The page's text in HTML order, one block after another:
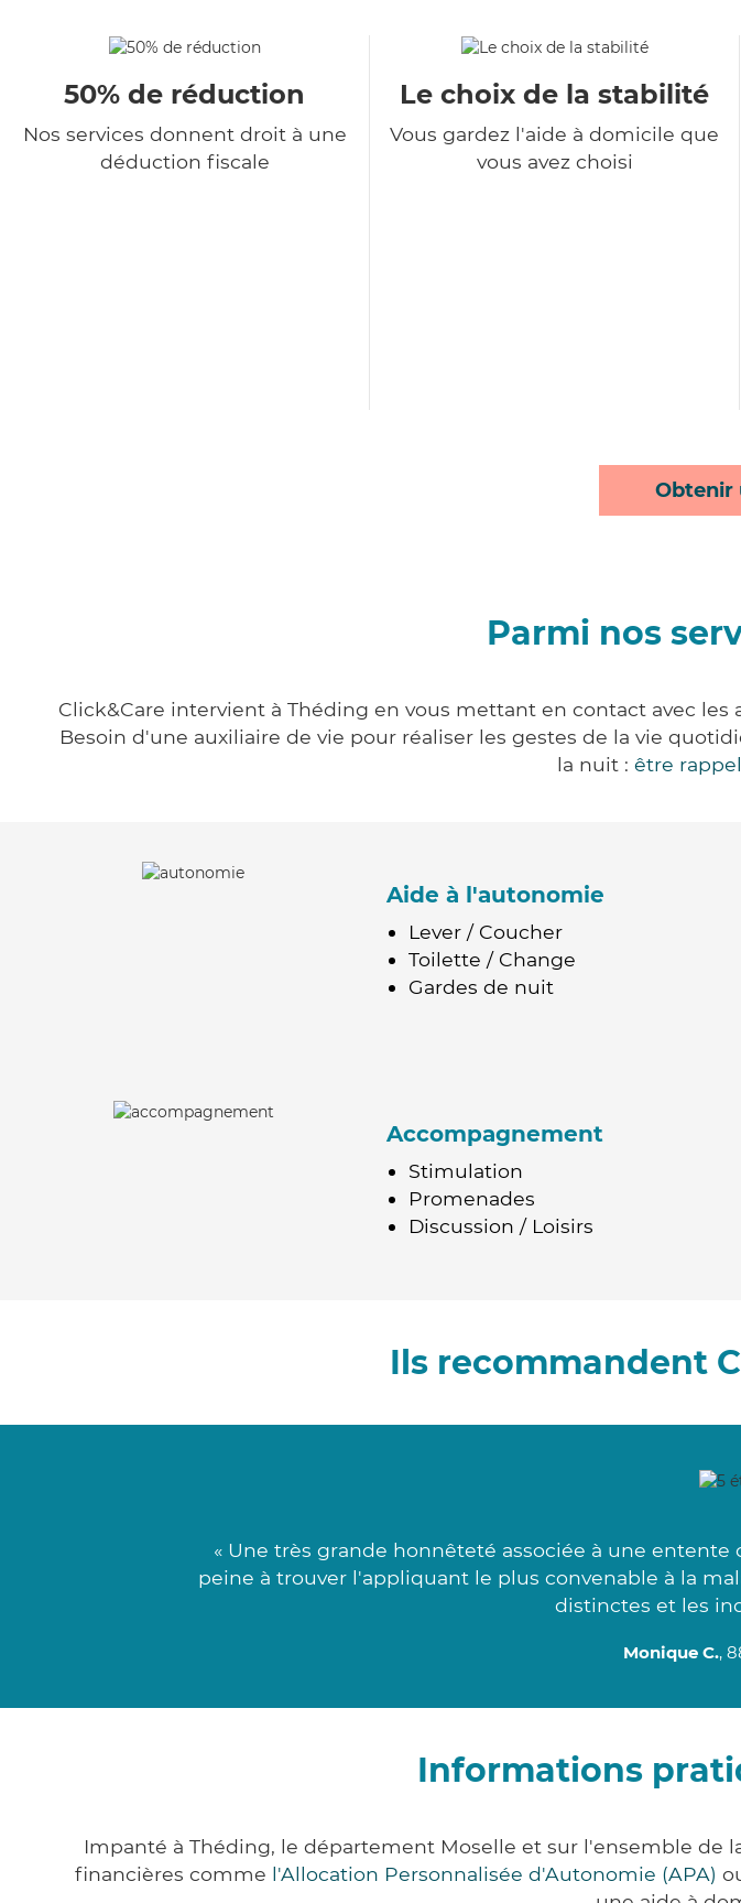
50% de réduction
Nos services donnent droit à une
déduction fiscale
Le choix de la stabilité
Vous gardez l'aide à domicile que
vous avez choisi
Obtenir
Parmi nos
Click&Care intervient à Théding en vous mettant en contact avec
Besoin d'une auxiliaire de vie pour réaliser les gestes de la vie
la nuit : être
Aide à l'autonomie
Lever / Coucher
Toilette / Change
Gardes de nuit
Accompagnement
Stimulation
Promenades
Discussion / Loisirs
Ils recommandent
« Une très grande honnêteté associée à une
peine à trouver l'appliquant le plus convenable à la
distinctes et les
Monique C.,
Informations
Impanté à Théding, le département Moselle et sur l'ensemble de
financières comme l'Allocation Personnalisée d'Autonomie (APA)